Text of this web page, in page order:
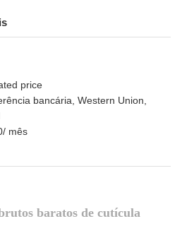
price
bancária, Western Union,
mês
baratos de cutícula